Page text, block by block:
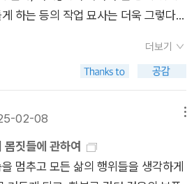
사라져 있곤 한다는 것이었다. 사라지
았고, 사라지고 나면 다시 쉬었다. 선
을 때면 보이고 들리는 것들이 폭우에
이를 지키
과 학교에서 사랑받았지 못한 아픔을
되어 깨닫는다. 모든 감정에는 육체가
것에도 흔들리지 않겠다고.[불빛은
. 붉은 꽃 속에 제가 밝혀져 있었던 것
전에는 그런 장소가 몸에 있는지조차
는 이런 문장에 반하고 반했었다. 감히
여야만 들을 수 있는 소리. 그 모든 것은
러나 슬픔에 싸였거나 갇힌 게 아니었
살아가는 것이었다. 눈이 되어 사라지
멈출 수 없는 삶은 이어지고 계속된
의무에 대한 위로이자 토닥임이었다.
도가 여러지역의 방언으로 나뉘어져
어, 이탈리어로의 언어 이민을 한 작가
가는 “영어를 포기했을 때 권위를 포
는 관점에서 봤을 때 안정감만큼 위험
말한다.(『이 작은 책은 언제나 나보다
의 어두운 미래를 전망하고 있어 역설
는 진실의 추함을 알게 된다. 결코 보
. 한순간 강렬하게 찾아들지만, 의지할
나는 한번도 어떤 여자에게 사랑한다
만 애정을 느낀다고 했다. 그것만이 나
P.85장운형은 성인이 되면서 조각가
를 부어 만드는 라이프캐스팅. 어린 시
이 지났어도 안 변할 것은 정말로 안
설은 북제주군의 소읍에서 두 달을 지
가 완도행 페리보트에서 마주하게 되는
로 이어진다.제주 4·3 사건을 비롯해
끝내 애도를 그칠 수 없을 죽음들에
가. 어떤 예의 바른 애도도 그 죽음을
겪어내야 할 당사자들에게 미치지 못
은 죽음을 만들어낸 어떤 사건에 가까
신, 거듭 무명천을 싸듯 하얀 이미지들
하는 등의 작업 묘사는 더욱 그렇다.
장하는 흰 새, 빽빽하게 내리던 미시령
종이 등 모두 죽음을 연상시킨다. 『소
체적이고 직설적이다. 『작별하지 않
들 위로 흩어지던 눈발, 흰 새들로 착시
에 쌓여 녹지 않는 눈, 흰 뼈들, 하얀 앵
오는 흰 색의 이미지에 숨이 막힌다.
더보기
02-08
짓들에 관하여
멈추고 모든 삶의 행위들을 생각하게